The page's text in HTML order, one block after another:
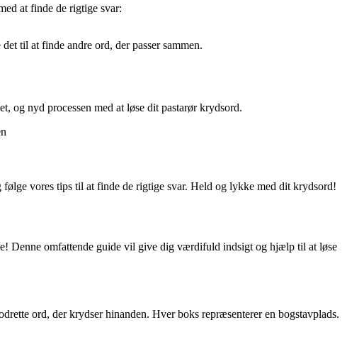
at finde de rigtige svar:
til at finde andre ord, der passer sammen.
og nyd processen med at løse dit pastarør krydsord.
vores tips til at finde de rigtige svar. Held og lykke med dit krydsord!
Denne omfattende guide vil give dig værdifuld indsigt og hjælp til at løse
ord, der krydser hinanden. Hver boks repræsenterer en bogstavplads.